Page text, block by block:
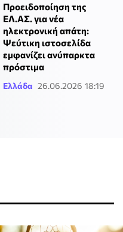
Προειδοποίηση της
ΕΛ.ΑΣ. για νέα
ηλεκτρονική απάτη:
Ψεύτικη ιστοσελίδα
εμφανίζει ανύπαρκτα
πρόστιμα
Ελλάδα 26.06.2026 18:19